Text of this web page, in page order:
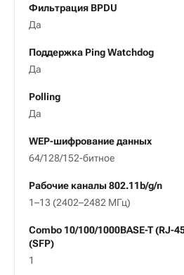
Фильтрация BPDU
Да
Поддержка Ping Watchdog
Да
Polling
Да
WEP-шифрование данных
64/128/152-битное
Рабочие каналы 802.11b/g/n
1–13 (2402–2482 МГц)
Combo 10/100/1000BASE-T (RJ-
(SFP)
1